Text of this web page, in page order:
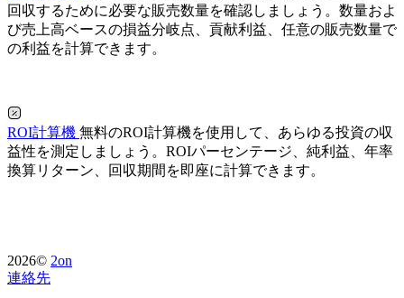
回収するために必要な販売数量を確認しましょう。数量およ
び売上高ベースの損益分岐点、貢献利益、任意の販売数量で
の利益を計算できます。
ROI計算機 無料のROI計算機を使用して、あらゆる投資の収
益性を測定しましょう。ROIパーセンテージ、純利益、年率
換算リターン、回収期間を即座に計算できます。
2026© 2on
連絡先